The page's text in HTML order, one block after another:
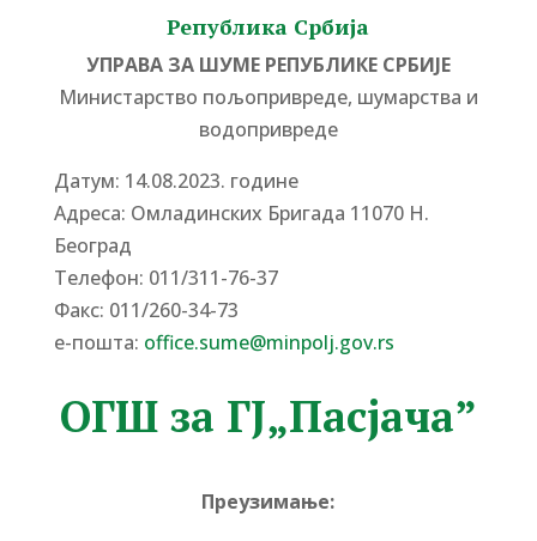
Република Србија
УПРАВА ЗА ШУМЕ РЕПУБЛИКЕ СРБИЈЕ
Министарство пољопривреде, шумарства и
водопривреде
Датум: 14.08.2023. године
Адреса: Омладинских Бригада 11070 Н.
Београд
Tелефон: 011/311-76-37
Факс: 011/260-34-73
е-пошта: office.sume@minpolj.gov.rs
ОГШ за ГЈ„Пасјача”
Преузимање: